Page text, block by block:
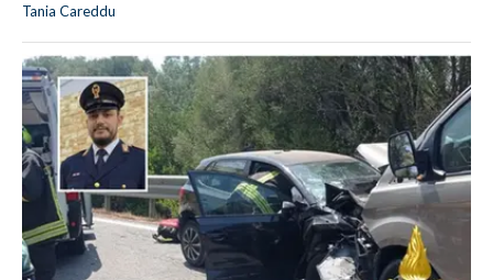
Tania Careddu